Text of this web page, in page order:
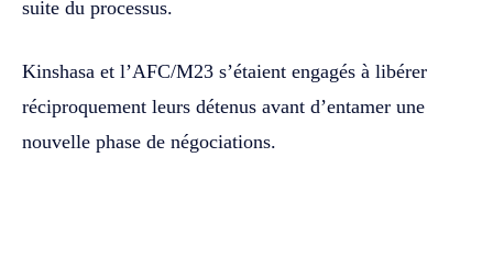
suite du processus.
Kinshasa et l’AFC/M23 s’étaient engagés à libérer
réciproquement leurs détenus avant d’entamer une
nouvelle phase de négociations.